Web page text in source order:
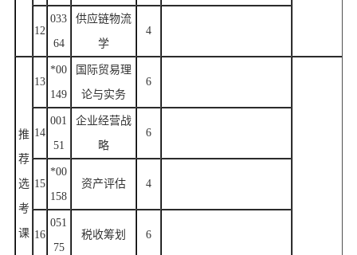
12
033
64
供应链物流
学
4
推
荐
选
考
课
13
*00
149
国际贸易理
论与实务
6
14
001
51
企业经营战
略
6
15
*00
158
资产评估 4
16
051
75
税收筹划 6